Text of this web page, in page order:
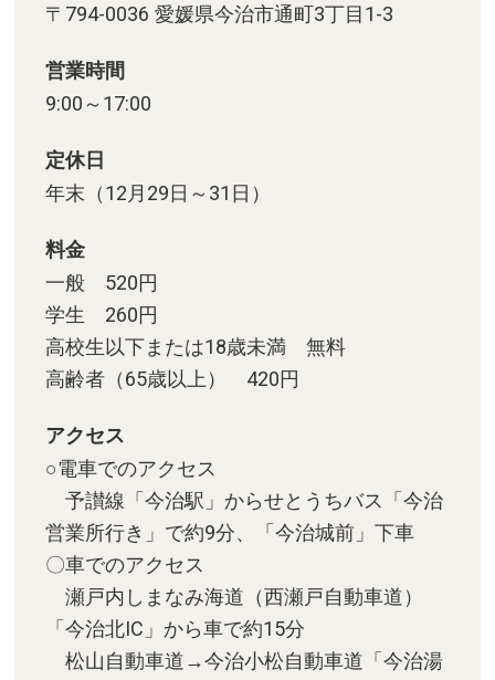
〒794-0036 愛媛県今治市通町3丁目1-3
営業時間
9:00～17:00
定休日
年末（12月29日～31日）
料金
一般 520円
学生 260円
高校生以下または18歳未満 無料
高齢者（65歳以上） 420円
アクセス
○電車でのアクセス
予讃線「今治駅」からせとうちバス「今治
営業所行き」で約9分、「今治城前」下車
〇車でのアクセス
瀬戸内しまなみ海道（西瀬戸自動車道）
「今治北IC」から車で約15分
松山自動車道→今治小松自動車道「今治湯